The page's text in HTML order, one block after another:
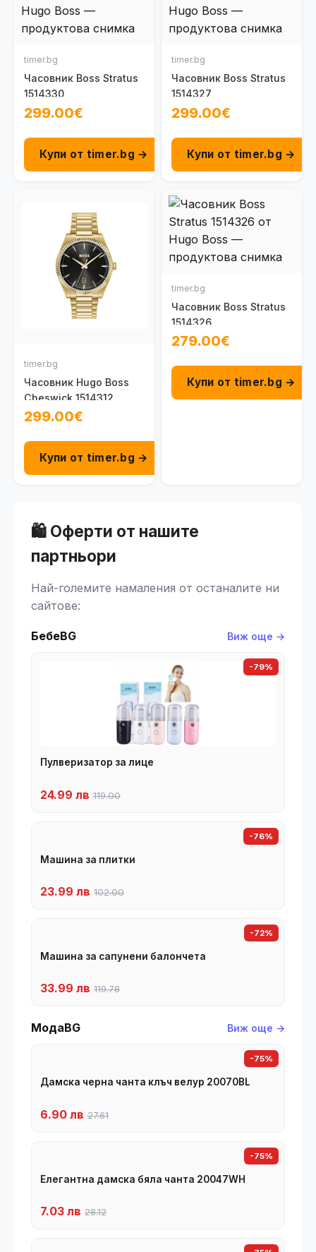
timer.bg
Часовник Boss Stratus
1514330
299.00€
Купи от timer.bg →
timer.bg
Часовник Boss Stratus
1514327
299.00€
Купи от timer.bg →
timer.bg
Часовник Hugo Boss
Cheswick 1514312
299.00€
Купи от timer.bg →
timer.bg
Часовник Boss Stratus
1514326
279.00€
Купи от timer.bg →
🛍️ Оферти от нашите
партньори
Най-големите намаления от останалите ни
сайтове:
БебеBG Виж още →
-79%
Пулверизатор за лице
24.99 лв 119.00
-76%
Машина за плитки
23.99 лв 102.00
-72%
Машина за сапунени балончета
33.99 лв 119.78
МодаBG Виж още →
-75%
Дамска черна чанта клъч велур 20070BL
6.90 лв 27.61
-75%
Елегантна дамска бяла чанта 20047WH
7.03 лв 28.12